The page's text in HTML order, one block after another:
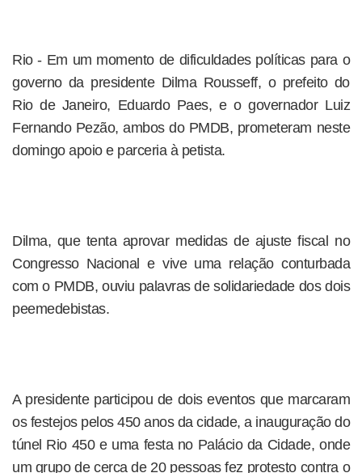
Rio - Em um momento de dificuldades políticas para o
governo da presidente Dilma Rousseff, o prefeito do
Rio de Janeiro, Eduardo Paes, e o governador Luiz
Fernando Pezão, ambos do PMDB, prometeram neste
domingo apoio e parceria à petista.
Dilma, que tenta aprovar medidas de ajuste fiscal no
Congresso Nacional e vive uma relação conturbada
com o PMDB, ouviu palavras de solidariedade dos dois
peemedebistas.
A presidente participou de dois eventos que marcaram
os festejos pelos 450 anos da cidade, a inauguração do
túnel Rio 450 e uma festa no Palácio da Cidade, onde
um grupo de cerca de 20 pessoas fez protesto contra o